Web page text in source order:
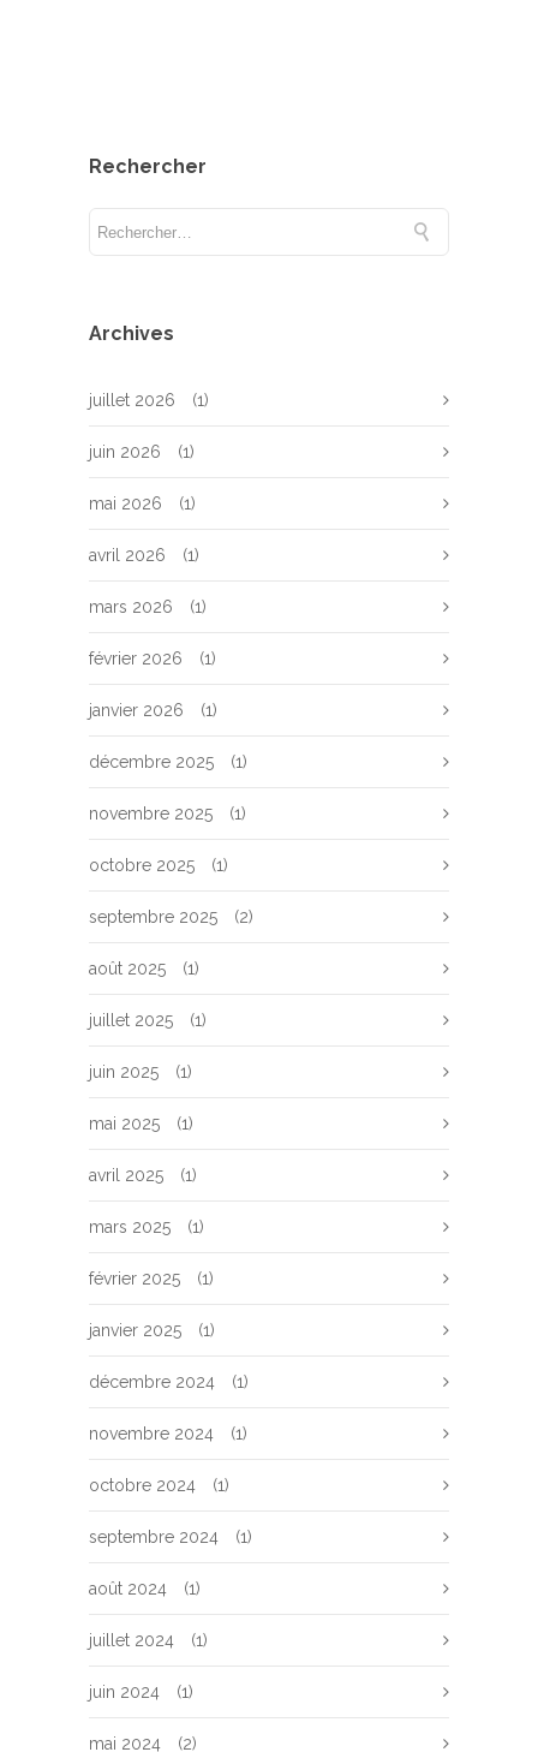
Rechercher
Archives
juillet 2026 (1)
juin 2026 (1)
mai 2026 (1)
avril 2026 (1)
mars 2026 (1)
février 2026 (1)
janvier 2026 (1)
décembre 2025 (1)
novembre 2025 (1)
octobre 2025 (1)
septembre 2025 (2)
août 2025 (1)
juillet 2025 (1)
juin 2025 (1)
mai 2025 (1)
avril 2025 (1)
mars 2025 (1)
février 2025 (1)
janvier 2025 (1)
décembre 2024 (1)
novembre 2024 (1)
octobre 2024 (1)
septembre 2024 (1)
août 2024 (1)
juillet 2024 (1)
juin 2024 (1)
mai 2024 (2)